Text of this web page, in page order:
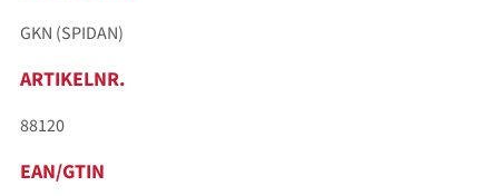
GKN (SPIDAN)
ARTIKELNR.
88120
EAN/GTIN